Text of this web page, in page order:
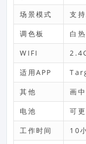
场景模式 支
调色板 白
WIFI
适用APP
其他 画
电池 可
工作时间 10